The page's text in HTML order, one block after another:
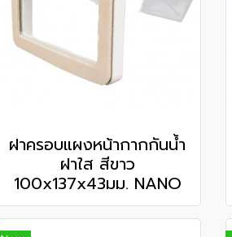
ฝาครอบแผงหน้ากากกันน้ำ
ฝาใส สีขาว
100x137x43มม. NANO